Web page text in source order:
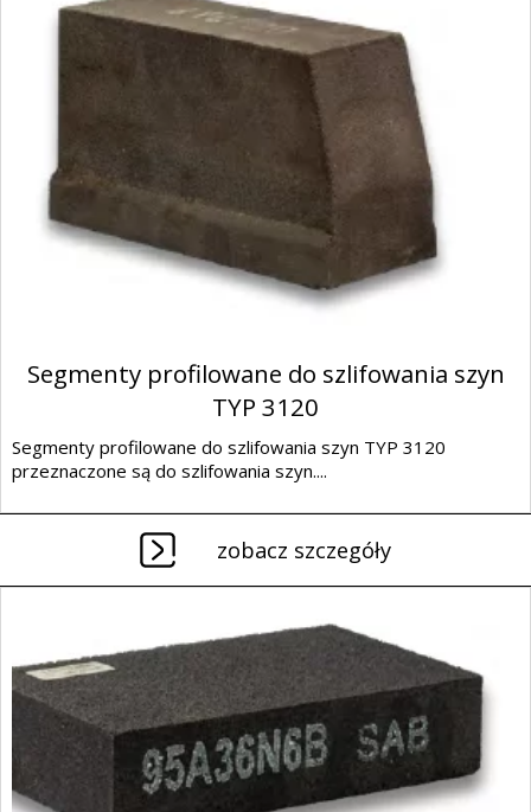
Segmenty profilowane do szlifowania szyn
TYP 3120
Segmenty profilowane do szlifowania szyn TYP 3120
przeznaczone są do szlifowania szyn....
zobacz szczegóły